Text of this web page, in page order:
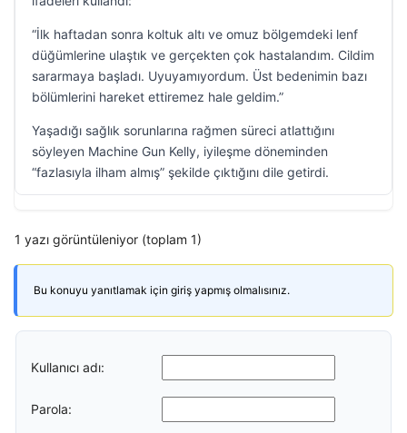
“İlk haftadan sonra koltuk altı ve omuz bölgemdeki lenf
düğümlerine ulaştık ve gerçekten çok hastalandım. Cildim
sararmaya başladı. Uyuyamıyordum. Üst bedenimin bazı
bölümlerini hareket ettiremez hale geldim.”
Yaşadığı sağlık sorunlarına rağmen süreci atlattığını
söyleyen Machine Gun Kelly, iyileşme döneminden
“fazlasıyla ilham almış” şekilde çıktığını dile getirdi.
1 yazı görüntüleniyor (toplam 1)
Bu konuyu yanıtlamak için giriş yapmış olmalısınız.
Kullanıcı adı:
Parola: